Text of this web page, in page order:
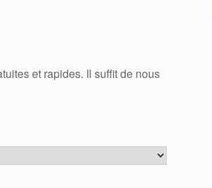
et rapides. Il suffit de nous